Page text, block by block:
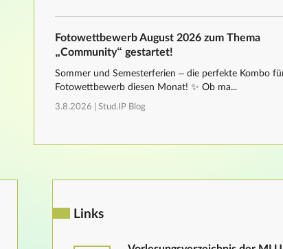
Fotowettbewerb August 2026 zum Thema
„Community“ gestartet!
Sommer und Semesterferien – die perfekte Kombo
Fotowettbewerb diesen Monat! ✨ Ob ma...
3.8.2026 | Stud.IP Blog
Links